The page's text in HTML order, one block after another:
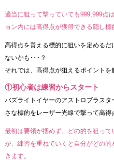
適当に狙って撃っていても999,999点
ョン内には高得点が獲得できる隠し標
高得点を貰える標的に狙いを定める
ないかも･･･？
それでは、高得点が狙えるポイントを
①初心者は練習からスタート
バズライトイヤーのアストロブラス
さな標的をレーザー光線で撃って高得
最初は要領が掴めず、どの的を狙っ
が、練習を重ねていくと自分がどの
きます。